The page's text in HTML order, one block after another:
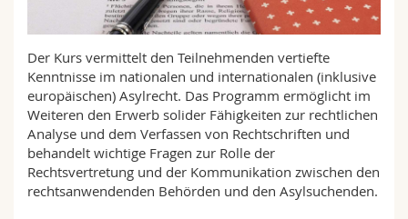
Sciences et médecine
Interfacultaire
Collaborateurs
Doctorants
Webmail
Programme des cours
MyUnifr
Der Kurs vermittelt den Teilnehmenden vertiefte
Kenntnisse im nationalen und internationalen (inklusive
europäischen) Asylrecht. Das Programm ermöglicht im
Weiteren den Erwerb solider Fähigkeiten zur rechtlichen
Analyse und dem Verfassen von Rechtschriften und
behandelt wichtige Fragen zur Rolle der
Rechtsvertretung und der Kommunikation zwischen den
rechtsanwendenden Behörden und den Asylsuchenden.